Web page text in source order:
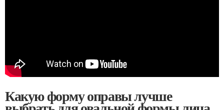
Какую форму оправы лучше